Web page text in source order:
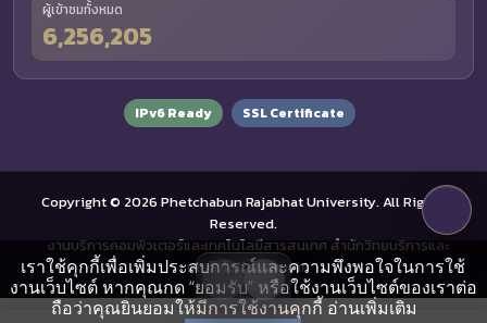
ผู้เข้าชมทั้งหมด
6,256,205
IPv6 Ready SSL Certificate
Copyright © 2026 Phetchabun Rajabhat University. All Rights
Reserved.
งานบริการคอมพิวเตอร์และเทคโนโลยีสารสนเทศ สำนักวิทยบริการและ
เทคโนโลยีสารสนเทศ
เราใช้คุกกี้เพื่อเพิ่มประสบการณ์และความพึงพอใจในการใช้
งานเว็บไซต์ หากคุณกด “ยอมรับ” หรือใช้งานเว็บไซต์ของเราต่อ
ถือว่าคุณยินยอมให้มีการใช้งานคุกกี้ อ่านเพิ่มเติม